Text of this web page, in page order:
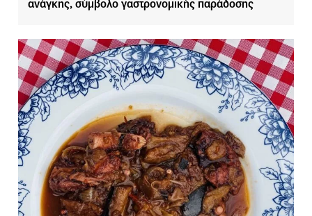
ανάγκης, σύμβολο γαστρονομικής παράδοσης